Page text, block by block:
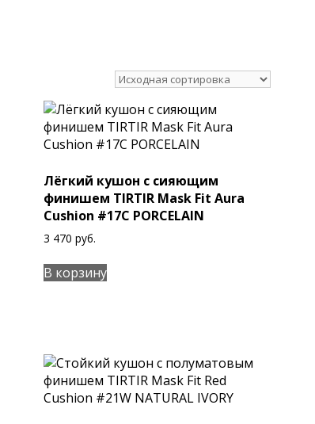
Лёгкий кушон с сияющим
финишем TIRTIR Mask Fit Aura
Cushion #17C PORCELAIN
3 470 руб.
В корзину